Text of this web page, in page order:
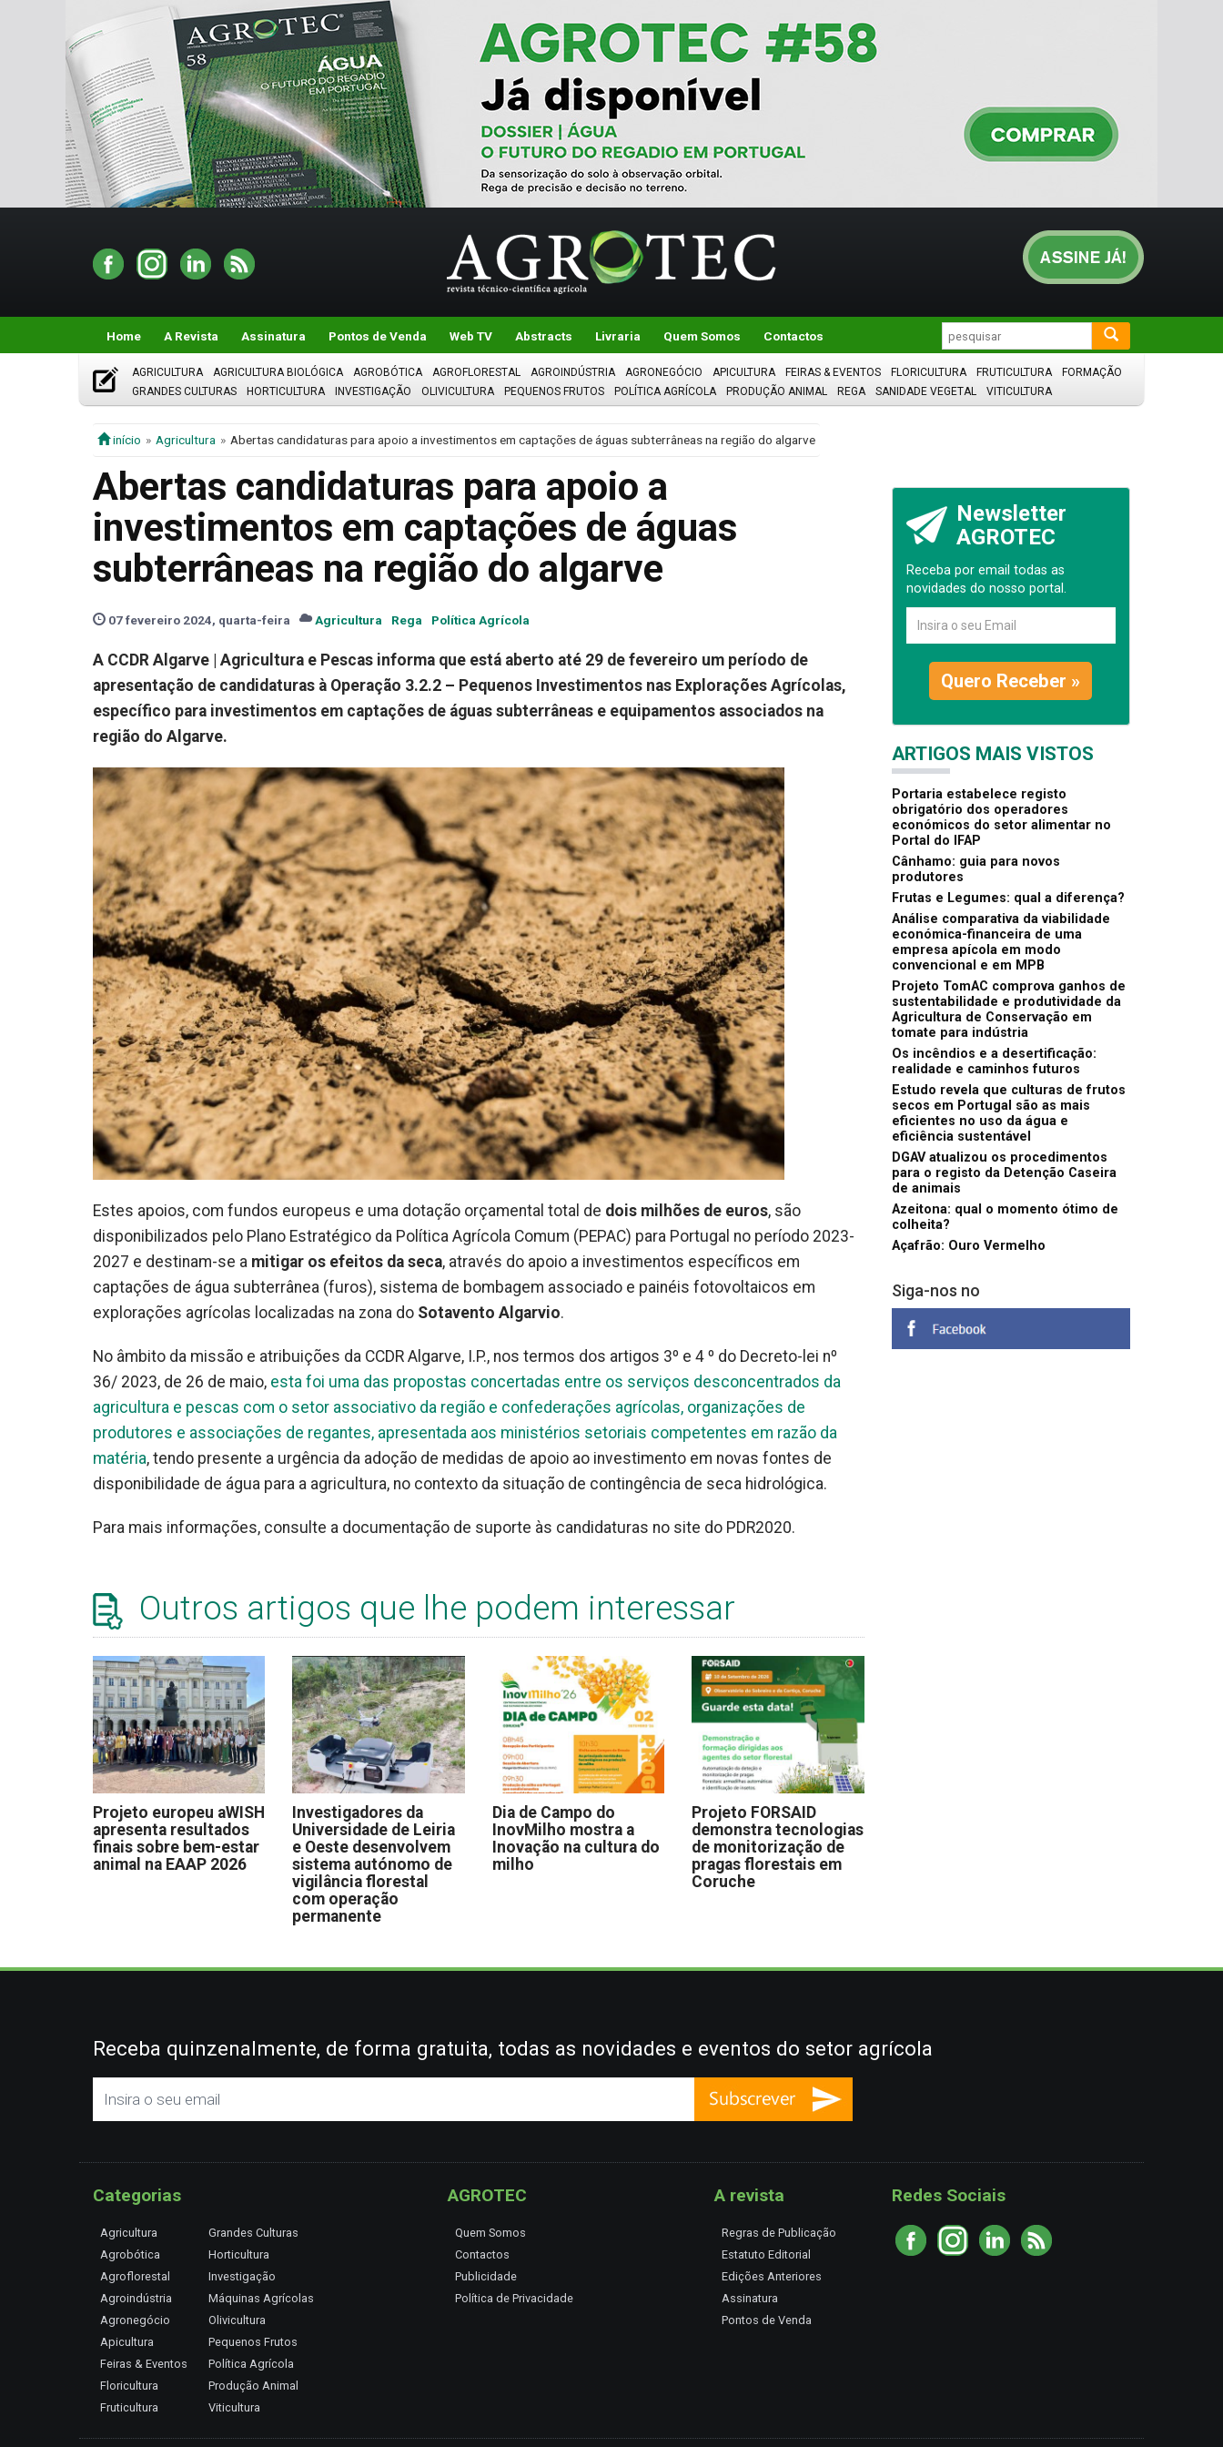
Home A Revista Assinatura Pontos de Venda Web TV Abstracts Livraria Quem Somos Contactos
AGRICULTURA AGRICULTURA BIOLÓGICA AGROBÓTICA AGROFLORESTAL AGROINDÚSTRIA AGRONEGÓCIO APICULTURA FEIRAS & EVENTOS FLORICULTURA FRUTICULTURA
FORMAÇÃO
GRANDES CULTURAS
HORTICULTURA INVESTIGAÇÃO OLIVICULTURA PEQUENOS FRUTOS POLÍTICA AGRÍCOLA PRODUÇÃO ANIMAL REGA SANIDADE VEGETAL VITICULTURA
início Agricultura Abertas candidaturas para apoio a investimentos em captações de águas subterrâneas na região do algarve
Abertas candidaturas para apoio a
investimentos em captações de águas
subterrâneas na região do algarve
07 fevereiro 2024, quarta-feira Agricultura Rega Política Agrícola
A CCDR Algarve | Agricultura e Pescas informa que está aberto até 29 de fevereiro um período de
apresentação de candidaturas à Operação 3.2.2 – Pequenos Investimentos nas Explorações Agrícolas,
específico para investimentos em captações de águas subterrâneas e equipamentos associados na
região do Algarve.
Estes apoios, com fundos europeus e uma dotação orçamental total de dois milhões de euros, são
disponibilizados pelo Plano Estratégico da Política Agrícola Comum (PEPAC) para Portugal no período 2023-
2027 e destinam-se a mitigar os efeitos da seca, através do apoio a investimentos específicos em
captações de água subterrânea (furos), sistema de bombagem associado e painéis fotovoltaicos em
explorações agrícolas localizadas na zona do Sotavento Algarvio.
No âmbito da missão e atribuições da CCDR Algarve, I.P., nos termos dos artigos 3º e 4 º do Decreto-lei nº
36/ 2023, de 26 de maio, esta foi uma das propostas concertadas entre os serviços desconcentrados da
agricultura e pescas com o setor associativo da região e confederações agrícolas, organizações de
produtores e associações de regantes, apresentada aos ministérios setoriais competentes em razão da
matéria, tendo presente a urgência da adoção de medidas de apoio ao investimento em novas fontes de
disponibilidade de água para a agricultura, no contexto da situação de contingência de seca hidrológica.
Para mais informações, consulte a documentação de suporte às candidaturas no site do PDR2020.
Outros artigos que lhe podem interessar
Projeto europeu aWISH
apresenta resultados
finais sobre bem-estar
animal na EAAP 2026
Investigadores da
Universidade de Leiria
e Oeste desenvolvem
sistema autónomo de
vigilância florestal
com operação
permanente
Dia de Campo do
InovMilho mostra a
Inovação na cultura do
milho
Projeto FORSAID
demonstra tecnologias
de monitorização de
pragas florestais em
Coruche
Newsletter
AGROTEC
Receba por email todas as
novidades do nosso portal.
Quero Receber »
ARTIGOS MAIS VISTOS
Portaria estabelece registo
obrigatório dos operadores
económicos do setor alimentar no
Portal do IFAP
Cânhamo: guia para novos
produtores
Frutas e Legumes: qual a diferença?
Análise comparativa da viabilidade
económica-financeira de uma
empresa apícola em modo
convencional e em MPB
Projeto TomAC comprova ganhos de
sustentabilidade e produtividade da
Agricultura de Conservação em
tomate para indústria
Os incêndios e a desertificação:
realidade e caminhos futuros
Estudo revela que culturas de frutos
secos em Portugal são as mais
eficientes no uso da água e
eficiência sustentável
DGAV atualizou os procedimentos
para o registo da Detenção Caseira
de animais
Azeitona: qual o momento ótimo de
colheita?
Açafrão: Ouro Vermelho
Siga-nos no
Receba quinzenalmente, de forma gratuita, todas as novidades e eventos do setor agrícola
Categorias
Agricultura
Agrobótica
Agroflorestal
Agroindústria
Agronegócio
Apicultura
Feiras & Eventos
Floricultura
Fruticultura
Grandes Culturas
Horticultura
Investigação
Máquinas Agrícolas
Olivicultura
Pequenos Frutos
Política Agrícola
Produção Animal
Viticultura
AGROTEC
Quem Somos
Contactos
Publicidade
Política de Privacidade
A revista
Regras de Publicação
Estatuto Editorial
Edições Anteriores
Assinatura
Pontos de Venda
Redes Sociais